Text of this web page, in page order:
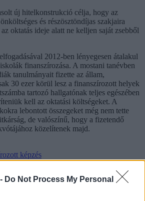
Do Not Process My Personal
új hitelkonstrukció célja, hogy az
és részösztöndíjas szakjaira
oktatás ideje alatt ne kelljen saját zsebből
2012-ben lényegesen átalakul
finanszírozása. A mostani tanévben
tanulmányait fizette az állam,
30 ezer körül lesz a finanszírozott helyek
tartozó hallgatónak teljes egészében
kell az oktatási költségeket. A
lebontott összegeket még nem tette
de valószínű, hogy a fizetendő
közelítenek majd.
képzés